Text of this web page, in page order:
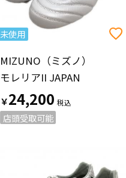
未使用
MIZUNO（ミズノ）
モレリアII JAPAN
￥24,200
店頭受取可能